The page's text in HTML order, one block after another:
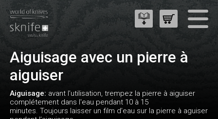
Aiguisage avec un pierre à
aiguiser
Aiguisage: avant l’utilisation, trempez la pierre à aiguiser
complétement dans l'eau pendant 10 à 15
minutes. Toujours laisser un film d’eau sur la pierre à aguiser